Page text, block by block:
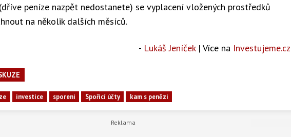
peníze nazpět nedostanete) se vyplacení vložených prostředků
na několik dalších měsíců.
- Lukáš Jeníček| Více na Investujeme.cz
investice sporeni Spořicí účty kam s penězi